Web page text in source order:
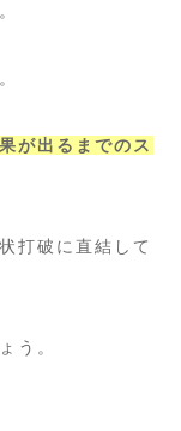
果が出るまでのス
打破に直結して
う。